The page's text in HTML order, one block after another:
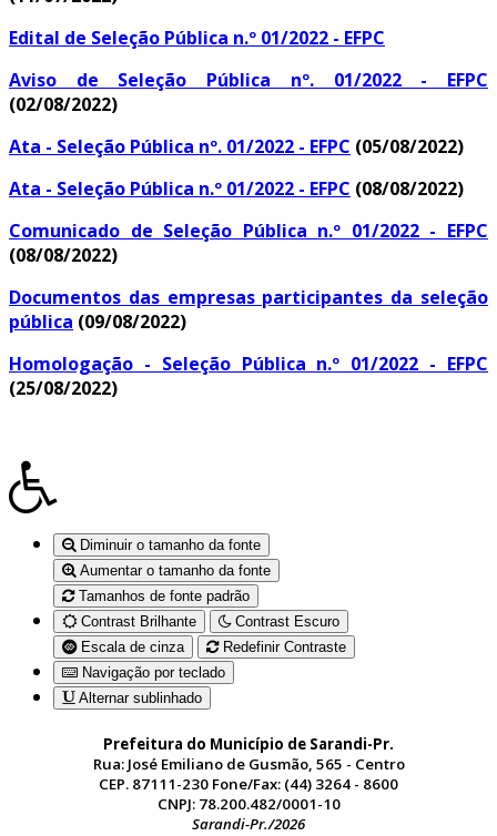
Edital de Seleção Pública n.º 01/2022 - EFPC
Aviso de Seleção Pública nº. 01/2022 - EFPC
(02/08/2022)
Ata - Seleção Pública nº. 01/2022 - EFPC (05/08/2022)
Ata - Seleção Pública n.º 01/2022 - EFPC (08/08/2022)
Comunicado de Seleção Pública n.º 01/2022 - EFPC
(08/08/2022)
Documentos das empresas participantes da seleção
pública (09/08/2022)
Homologação - Seleção Pública n.º 01/2022 - EFPC
(25/08/2022)
Diminuir o tamanho da fonte
Aumentar o tamanho da fonte
Tamanhos de fonte padrão
Contrast Brilhante
Contrast Escuro
Escala de cinza
Redefinir Contraste
Navigação por teclado
Alternar sublinhado
Prefeitura do Município de Sarandi-Pr.
Rua: José Emiliano de Gusmão, 565 - Centro
CEP. 87111-230 Fone/Fax: (44) 3264 - 8600
CNPJ: 78.200.482/0001-10
Sarandi-Pr./2026